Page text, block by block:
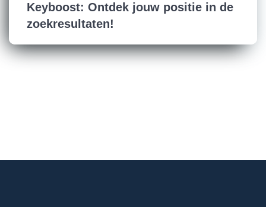
Keyboost: Ontdek jouw positie in de
zoekresultaten!